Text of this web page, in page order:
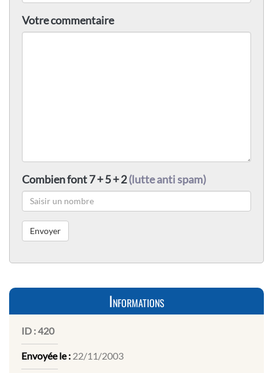
Votre commentaire
Combien font 7 + 5 + 2(lutte anti spam)
Informations
ID :420
Envoyée le : 22/11/2003